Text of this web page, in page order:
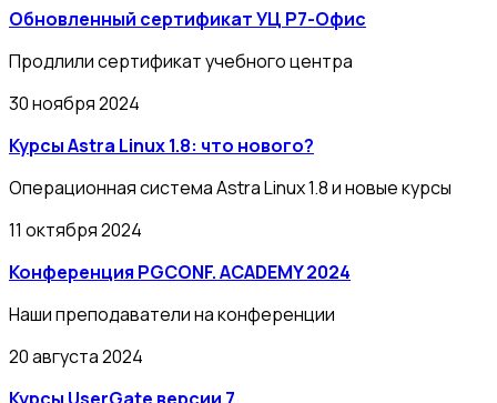
Обновленный сертификат УЦ Р7-Офис
Продлили сертификат учебного центра
30 ноября 2024
Курсы Astra Linux 1.8: что нового?
Операционная система Astra Linux 1.8 и новые курсы
11 октября 2024
Конференция PGCONF. ACADEMY 2024
Наши преподаватели на конференции
20 августа 2024